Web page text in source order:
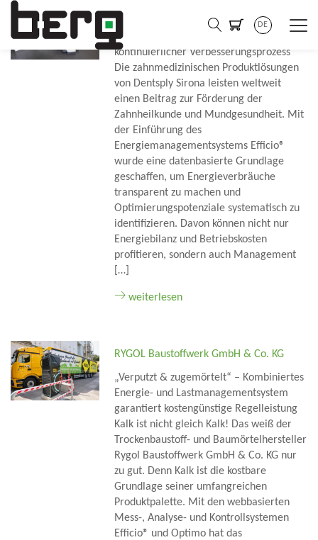
DE
Referenz: Dentsply Sirona
ZAHN ZUGELEGT – Energieeffizienz als
kontinuierlicher Verbesserungsprozess
Die zahnmedizinischen Produktlösungen
von Dentsply Sirona leisten weltweit
einen Beitrag zur Förderung der
Zahnheilkunde und Mundgesundheit. Mit
der Einführung des
Energiemanagementsystems Efficio®
wurde eine datenbasierte Grundlage
geschaffen, um Energieverbräuche
transparent zu machen und
Optimierungspotenziale systematisch zu
identifizieren. Davon können nicht nur
Energiebilanz und Betriebskosten
profitieren, sondern auch Management
[…]
weiterlesen
RYGOL Baustoffwerk GmbH & Co. KG
„Verputzt & zugemörtelt“ – Kombiniertes
Energie- und Lastmanagementsystem
garantiert kostengünstige Regelleistung
Kalk ist nicht gleich Kalk! Das weiß der
Trockenbaustoff- und Baumörtelhersteller
Rygol Baustoffwerk GmbH & Co. KG nur
zu gut. Denn Kalk ist die kostbare
Grundlage seiner umfangreichen
Produktpalette. Mit den webbasierten
Mess-, Analyse- und Kontrollsystemen
Efficio® und Optimo hat das